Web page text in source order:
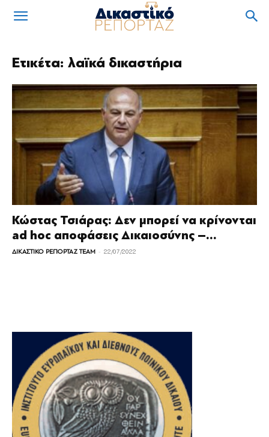
Ετικέτα: λαϊκά δικαστήρια
Κώστας Τσιάρας: Δεν μπορεί να κρίνονται
ad hoc αποφάσεις Δικαιοσύνης –...
ΔΙΚΑΣΤΙΚΟ ΡΕΠΟΡΤΑΖ TEAM - 22/07/2022